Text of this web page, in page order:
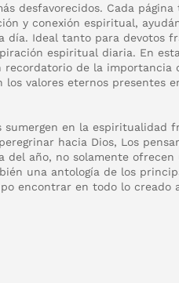
desfavorecidos. Cada
y conexión espiritual,
día. Ideal tanto para devotos
espiritual diaria. En
de la importancia
valores eternos presentes
sumergen en la espiritualidad
hacia Dios, Los
del año, no solamente ofrecen
una antología de los
encontrar en todo lo creado